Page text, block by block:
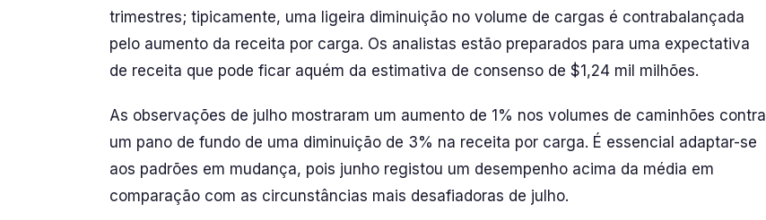
trimestres; tipicamente, uma ligeira diminuição no volume de cargas é contrabalançada
pelo aumento da receita por carga. Os analistas estão preparados para uma expectativa
de receita que pode ficar aquém da estimativa de consenso de $1,24 mil milhões.
As observações de julho mostraram um aumento de 1% nos volumes de caminhões contra
um pano de fundo de uma diminuição de 3% na receita por carga. É essencial adaptar-se
aos padrões em mudança, pois junho registou um desempenho acima da média em
comparação com as circunstâncias mais desafiadoras de julho.